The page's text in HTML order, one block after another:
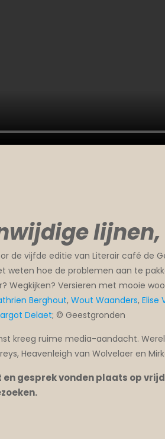
de vijfde editie van Literair café de
weten hoe de problemen aan te
Wegkijken? Versieren met mooie
Berghout, Wout Waanders, Elise
Delaet; © Geestgronden
kreeg ruime media-aandacht.
Heavenleigh van Wolvelaer en
gesprek vonden plaats op